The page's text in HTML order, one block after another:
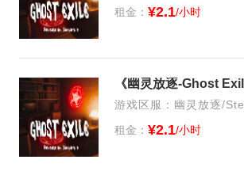
租金： ¥2.1/小时
《幽灵放逐-Ghost
游戏区服：幽灵放逐/
租金： ¥2.1/小时